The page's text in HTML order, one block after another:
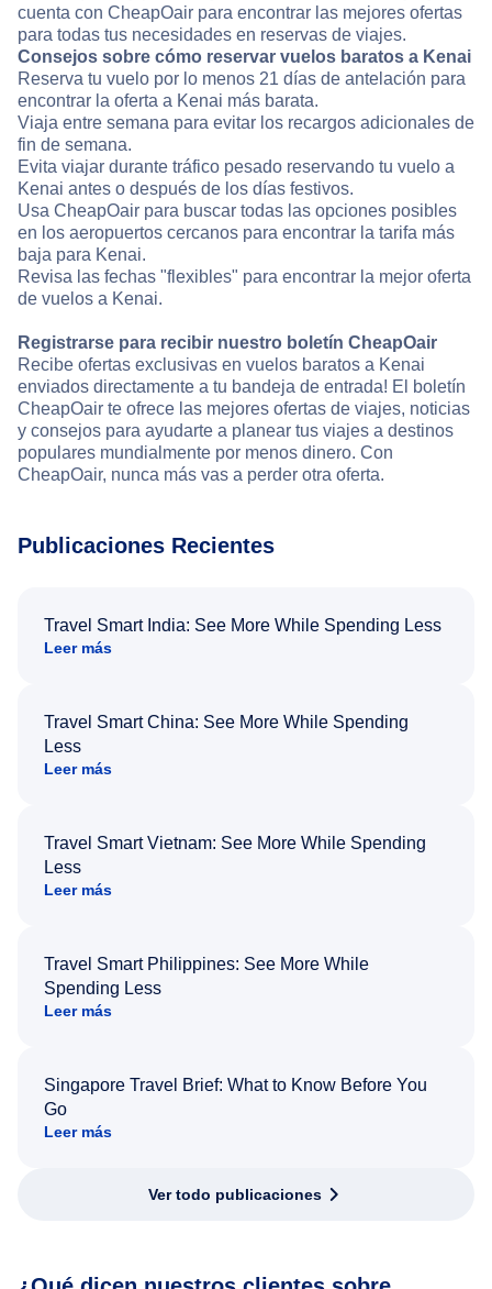
cuenta con CheapOair para encontrar las mejores ofertas
para todas tus necesidades en reservas de viajes.
Consejos sobre cómo reservar vuelos baratos a Kenai
Reserva tu vuelo por lo menos 21 días de antelación para
encontrar la oferta a Kenai más barata.
Viaja entre semana para evitar los recargos adicionales de
fin de semana.
Evita viajar durante tráfico pesado reservando tu vuelo a
Kenai antes o después de los días festivos.
Usa CheapOair para buscar todas las opciones posibles
en los aeropuertos cercanos para encontrar la tarifa más
baja para Kenai.
Revisa las fechas "flexibles" para encontrar la mejor oferta
de vuelos a Kenai.
Registrarse para recibir nuestro boletín CheapOair
Recibe ofertas exclusivas en vuelos baratos a Kenai
enviados directamente a tu bandeja de entrada! El boletín
CheapOair te ofrece las mejores ofertas de viajes, noticias
y consejos para ayudarte a planear tus viajes a destinos
populares mundialmente por menos dinero. Con
CheapOair, nunca más vas a perder otra oferta.
Publicaciones Recientes
Travel Smart India: See More While Spending Less
Leer más
Travel Smart China: See More While Spending
Less
Leer más
Travel Smart Vietnam: See More While Spending
Less
Leer más
Travel Smart Philippines: See More While
Spending Less
Leer más
Singapore Travel Brief: What to Know Before You
Go
Leer más
Ver todo publicaciones